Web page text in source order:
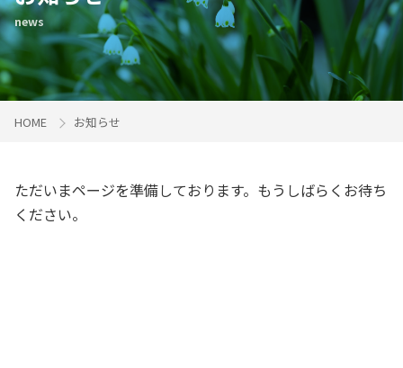
news
HOME お知らせ
ただいまページを準備しております。もうしばらくお待ち
ください。